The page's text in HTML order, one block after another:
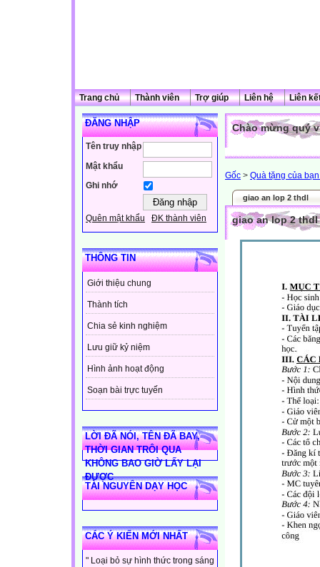
Trang chủ Thành viên Trợ giúp Liên hệ Liên
ĐĂNG NHẬP
Tên truy nhập
Mật khẩu
Ghi nhớ
Quên mật khẩu ĐK thành viên
THÔNG TIN
Giới thiệu chung
Thành tích
Chia sẻ kinh nghiệm
Lưu giữ kỷ niệm
Hình ảnh hoạt động
Soạn bài trực tuyến
LỜI ĐÃ NÓI, TÊN ĐÃ BAY,
THỜI GIAN TRÔI QUA
KHÔNG BAO GIỜ LẤY LẠI
ĐƯỢC
TÀI NGUYÊN DẠY HỌC
CÁC Ý KIẾN MỚI NHẤT
" Loại bỏ sự hình thức trong sáng
Chào mừng quý
Gốc > Quà tặng của
giao an lop 2 thdl
giao an lop 2 thdl